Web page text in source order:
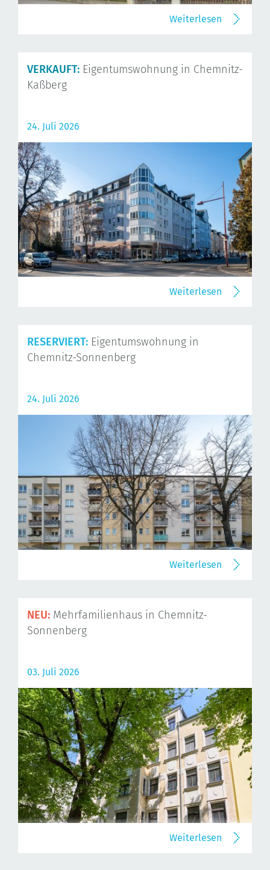
Weiterlesen
VERKAUFT: Eigentumswohnung in Chemnitz-
Kaßberg
24. Juli 2026
Weiterlesen
RESERVIERT: Eigentumswohnung in
Chemnitz-Sonnenberg
24. Juli 2026
Weiterlesen
NEU: Mehrfamilienhaus in Chemnitz-
Sonnenberg
03. Juli 2026
Weiterlesen